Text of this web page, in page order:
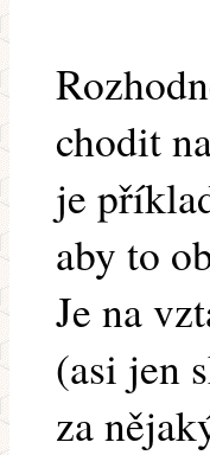
chodit
je
aby to
Je na
(asi jen
za